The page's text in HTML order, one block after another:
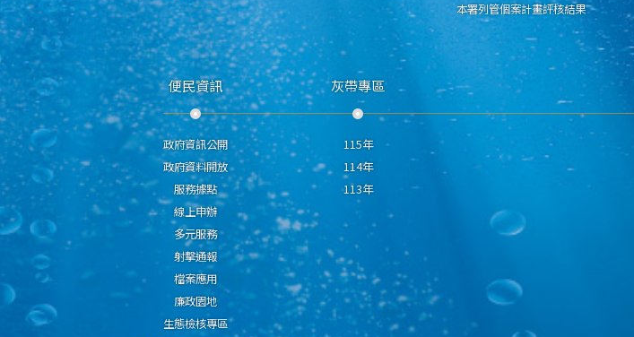
本署列管個案計畫評核結果
便民資訊
政府資訊公開
政府資料開放
服務據點
線上申辦
多元服務
射擊通報
檔案應用
廉政園地
生態檢核專區
灰帶專區
115年
114年
113年